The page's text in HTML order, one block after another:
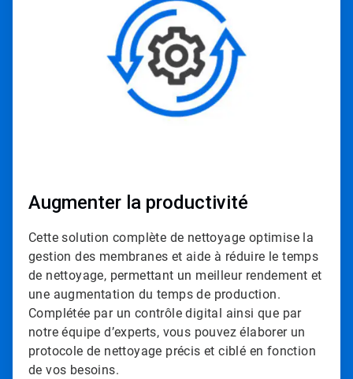
Augmenter la productivité
Cette solution complète de nettoyage optimise la
gestion des membranes et aide à réduire le temps
de nettoyage, permettant un meilleur rendement et
une augmentation du temps de production.
Complétée par un contrôle digital ainsi que par
notre équipe d’experts, vous pouvez élaborer un
protocole de nettoyage précis et ciblé en fonction
de vos besoins.